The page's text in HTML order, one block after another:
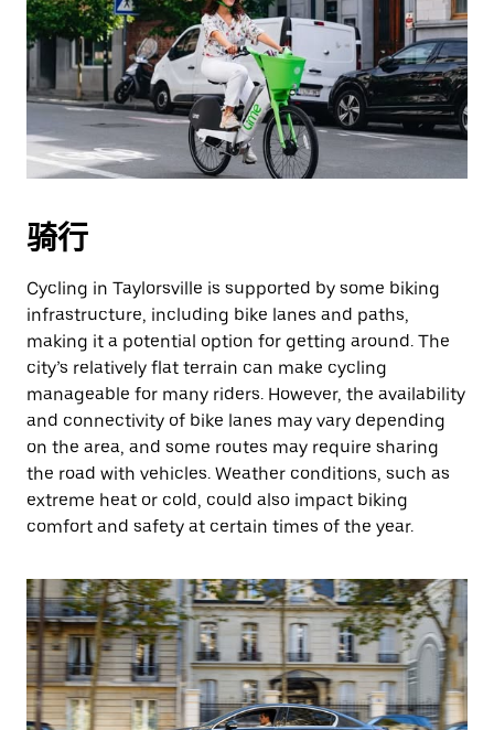
骑行
Cycling in Taylorsville is supported by some biking
infrastructure, including bike lanes and paths,
making it a potential option for getting around. The
city’s relatively flat terrain can make cycling
manageable for many riders. However, the availability
and connectivity of bike lanes may vary depending
on the area, and some routes may require sharing
the road with vehicles. Weather conditions, such as
extreme heat or cold, could also impact biking
comfort and safety at certain times of the year.